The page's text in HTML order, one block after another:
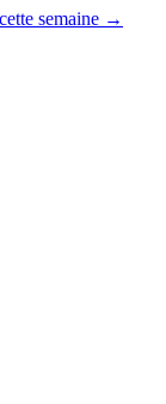
semaine →